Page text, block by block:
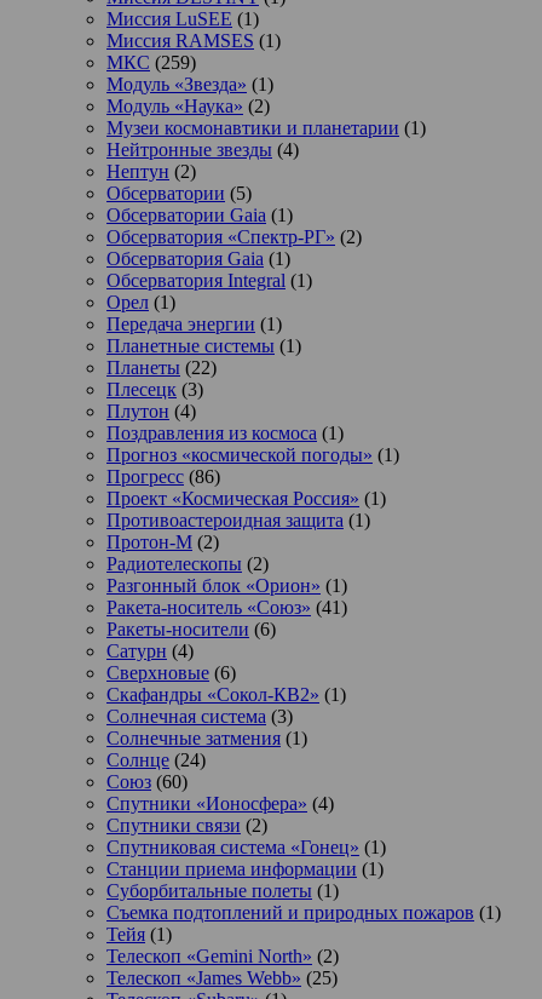
Миссия LuSEE (1)
Миссия RAMSES (1)
МКС (259)
Модуль «Звезда» (1)
Модуль «Наука» (2)
Музеи космонавтики и планетарии (1)
Нейтронные звезды (4)
Нептун (2)
Обсерватории (5)
Обсерватории Gaia (1)
Обсерватория «Спектр-РГ» (2)
Обсерватория Gaia (1)
Обсерватория Integral (1)
Орел (1)
Передача энергии (1)
Планетные системы (1)
Планеты (22)
Плесецк (3)
Плутон (4)
Поздравления из космоса (1)
Прогноз «космической погоды» (1)
Прогресс (86)
Проект «Космическая Россия» (1)
Противоастероидная защита (1)
Протон-М (2)
Радиотелескопы (2)
Разгонный блок «Орион» (1)
Ракета-носитель «Союз» (41)
Ракеты-носители (6)
Сатурн (4)
Сверхновые (6)
Скафандры «Сокол-КВ2» (1)
Солнечная система (3)
Солнечные затмения (1)
Солнце (24)
Союз (60)
Спутники «Ионосфера» (4)
Спутники связи (2)
Спутниковая система «Гонец» (1)
Станции приема информации (1)
Суборбитальные полеты (1)
Съемка подтоплений и природных пожаров (1)
Тейя (1)
Телескоп «Gemini North» (2)
Телескоп «James Webb» (25)